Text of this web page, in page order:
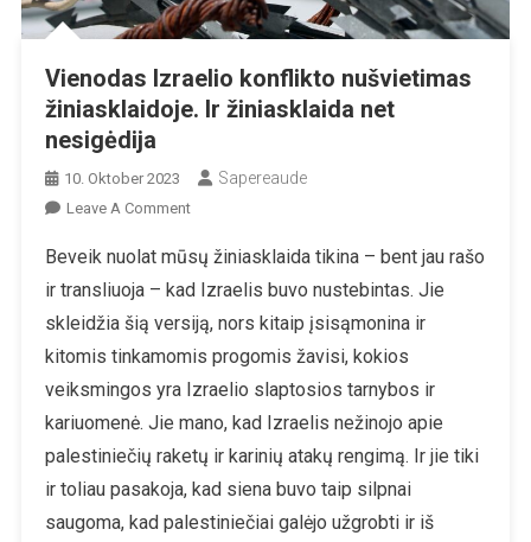
Vienodas Izraelio konflikto nušvietimas
žiniasklaidoje. Ir žiniasklaida net
nesigėdija
10. Oktober 2023 Sapereaude
Leave A CommentOn
Izraelio
Konflikto
Nušvietimas
Žiniasklaida
Net
Nesigėdija
Beveik nuolat mūsų žiniasklaida tikina – bent jau rašo
ir transliuoja – kad Izraelis buvo nustebintas. Jie
skleidžia šią versiją, nors kitaip įsisąmonina ir
kitomis tinkamomis progomis žavisi, kokios
veiksmingos yra Izraelio slaptosios tarnybos ir
kariuomenė. Jie mano, kad Izraelis nežinojo apie
palestiniečių raketų ir karinių atakų rengimą. Ir jie tiki
ir toliau pasakoja, kad siena buvo taip silpnai
saugoma, kad palestiniečiai galėjo užgrobti ir iš